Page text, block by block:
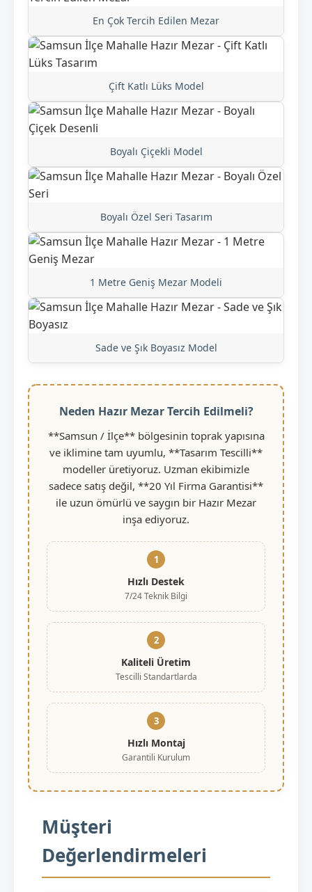
En Çok Tercih Edilen Mezar
Çift Katlı Lüks Model
Boyalı Çiçekli Model
Boyalı Özel Seri Tasarım
1 Metre Geniş Mezar Modeli
Sade ve Şık Boyasız Model
Neden Hazır Mezar Tercih Edilmeli?
**Samsun / İlçe** bölgesinin toprak yapısına
ve iklimine tam uyumlu, **Tasarım Tescilli**
modeller üretiyoruz. Uzman ekibimizle
sadece satış değil, **20 Yıl Firma Garantisi**
ile uzun ömürlü ve saygın bir Hazır Mezar
inşa ediyoruz.
1
Hızlı Destek
7/24 Teknik Bilgi
2
Kaliteli Üretim
Tescilli Standartlarda
3
Hızlı Montaj
Garantili Kurulum
Müşteri
Değerlendirmeleri